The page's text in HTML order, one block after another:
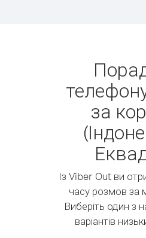
за
Із Viber Out ви
часу розмов за
Виберіть один з
варіантів